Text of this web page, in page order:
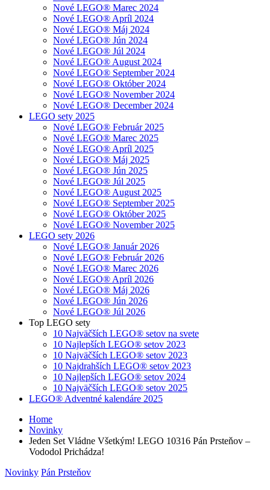
Nové LEGO® Marec 2024
Nové LEGO® Apríl 2024
Nové LEGO® Máj 2024
Nové LEGO® Jún 2024
Nové LEGO® Júl 2024
Nové LEGO® August 2024
Nové LEGO® September 2024
Nové LEGO® Október 2024
Nové LEGO® November 2024
Nové LEGO® December 2024
LEGO sety 2025
Nové LEGO® Február 2025
Nové LEGO® Marec 2025
Nové LEGO® Apríl 2025
Nové LEGO® Máj 2025
Nové LEGO® Jún 2025
Nové LEGO® Júl 2025
Nové LEGO® August 2025
Nové LEGO® September 2025
Nové LEGO® Október 2025
Nové LEGO® November 2025
LEGO sety 2026
Nové LEGO® Január 2026
Nové LEGO® Február 2026
Nové LEGO® Marec 2026
Nové LEGO® Apríl 2026
Nové LEGO® Máj 2026
Nové LEGO® Jún 2026
Nové LEGO® Júl 2026
Top LEGO sety
10 Najväčších LEGO® setov na svete
10 Najlepších LEGO® setov 2023
10 Najväčších LEGO® setov 2023
10 Najdrahších LEGO® setov 2023
10 Najlepších LEGO® setov 2024
10 Najväčších LEGO® setov 2025
LEGO® Adventné kalendáre 2025
Home
Novinky
Jeden Set Vládne Všetkým! LEGO 10316 Pán Prsteňov –
Vododol Prichádza!
Novinky Pán Prsteňov